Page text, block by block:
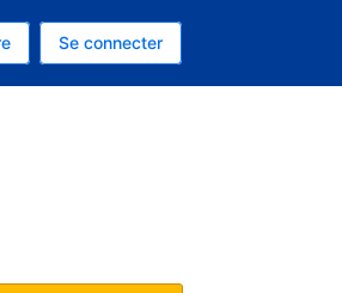
Dollar américain.
celle-ci : Français.
Se connecter